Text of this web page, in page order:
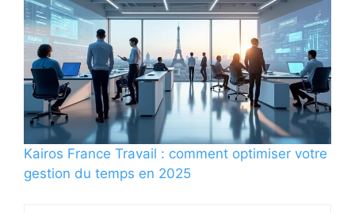
Kairos France Travail : comment optimiser votre
gestion du temps en 2025